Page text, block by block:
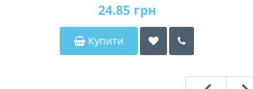
24.85 грн
Купити